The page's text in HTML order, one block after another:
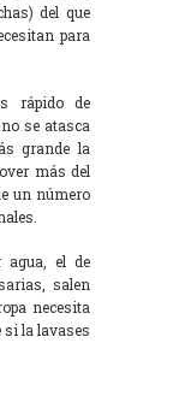
del que
para
rápido de
se atasca
grande la
más del
un número
agua, el de
salen
necesita
si la lavases